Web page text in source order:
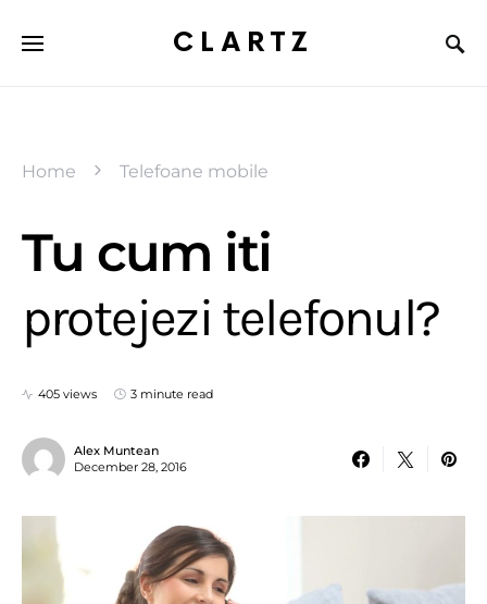
CLARTZ
Home Telefoane mobile
Tu cum iti
protejezi telefonul?
405 views 3 minute read
Alex Muntean
December 28, 2016